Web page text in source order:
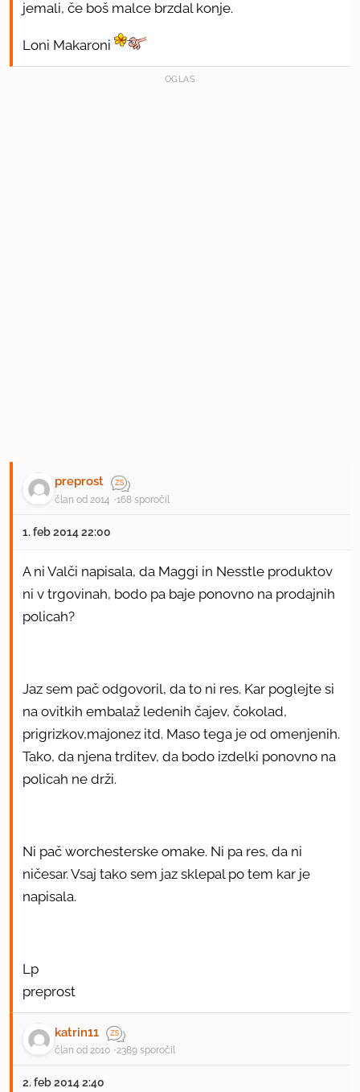
jemali, če boš malce brzdal konje.
Loni Makaroni
OGLAS
preprost
član od 2014 168 sporočil
1. feb 2014 22:00
A ni Valči napisala, da Maggi in Nesstle produktov
ni v trgovinah, bodo pa baje ponovno na prodajnih
policah?
Jaz sem pač odgovoril, da to ni res. Kar poglejte si
na ovitkih embalaž ledenih čajev, čokolad,
prigrizkov,majonez itd. Maso tega je od omenjenih.
Tako, da njena trditev, da bodo izdelki ponovno na
policah ne drži.
Ni pač worchesterske omake. Ni pa res, da ni
ničesar. Vsaj tako sem jaz sklepal po tem kar je
napisala.
Lp
preprost
katrin11
član od 2010 2389 sporočil
2. feb 2014 2:40